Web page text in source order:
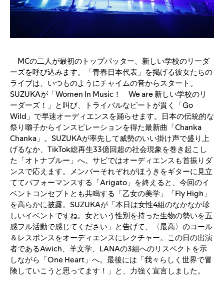
MCの二人が最初のトップバッター、新しい学校のリーダ
ーズを呼び込みます。「青春日本代表」を掲げる彼女たちの
ライブは、いつものようにチャイムの音からスタート。
SUZUKAが「Women In Music！ We are 新しい学校のリ
ーダーズ！」と叫び、トライバルなビートが貫く「Go
Wild」で早速オーディエンスを踊らせます。日本の伝統的な
祭り囃子からインスピレーションを得た最新曲「Chanka
Chanka」。SUZUKAが率先して威勢のいい掛け声で盛り上
げるなか、TikTok総再生33億回超の社会現象を巻き起こし
た「オトナブルー」へ。サビではオーディエンスも首振りダ
ンスで応えます。メンバーそれぞれがほうきをギターに見立
ててパフォーマンスする「Arigato」を終えると、今回のイ
ベントコンセプトとも共鳴する「乙女の美学」「Fly High」
を高らかに披露。SUZUKAが「本日は女性4組のなかなか珍
しいイベントですね。女という性別を持った生物の勢いを五
感フル活動で感じてください」と告げて、〈最高〉のコール
＆レスポンスをオーディエンスにレクチャー。この日の出演
者であるAwich、羊文学、LANAの3組へのリスペクトを示
しながら「One Heart」へ。最後には「我々らしく世界で冒
険していこうと思ってます！」と、力強く宣言しました。